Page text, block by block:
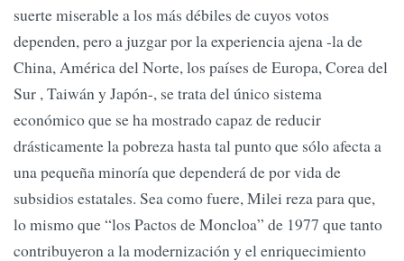
suerte miserable a los más débiles de cuyos votos
dependen, pero a juzgar por la experiencia ajena -la de
China, América del Norte, los países de Europa, Corea del
Sur , Taiwán y Japón-, se trata del único sistema
económico que se ha mostrado capaz de reducir
drásticamente la pobreza hasta tal punto que sólo afecta a
una pequeña minoría que dependerá de por vida de
subsidios estatales. Sea como fuere, Milei reza para que,
lo mismo que “los Pactos de Moncloa” de 1977 que tanto
contribuyeron a la modernización y el enriquecimiento